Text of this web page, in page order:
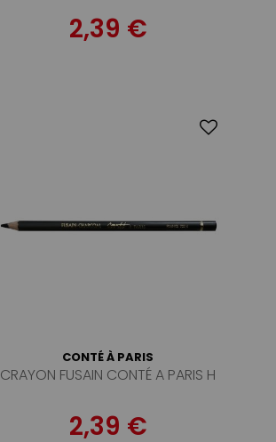
2,39 €
CONTÉ À PARIS
CRAYON FUSAIN CONTÉ A PARIS H
2,39 €